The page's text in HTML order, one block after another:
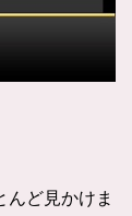
ど見かけま